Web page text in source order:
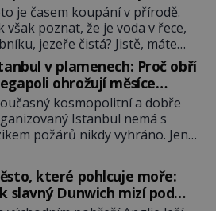
je časem koupání v přírodě.
však poznat, že je voda v řece,
jezeře čistá? Jistě, máte
využít informace
či podrobit křížovému
provozovatele přírodního
Existuje ale ještě jiná
Jaká? Podívat se pod
a zjistit, kdo si onu
před vámi. Říká se jim
[…]
v plamenech: Proč obří
ohrožují měsíce
lilku?
kosmopolitní a dobře
Istanbul nemá s
požárů nikdy vyhráno. Jen
jaká požární rizika
Istanbul časů minulých. Jak
město v minulosti potenciální
které pohlcuje moře:
slavný Dunwich mizí pod